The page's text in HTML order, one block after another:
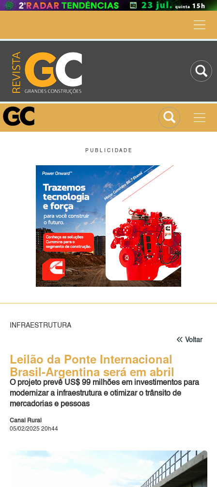
P U B L I C I D A D E
INFRAESTRUTURA
Voltar
Leilão da Ponte Internacional
Brasil-Argentina será em abril
O projeto prevê US$ 99 milhões em investimentos para
modernizar a infraestrutura e otimizar o trânsito de
mercadorias e pessoas
Canal Rural
05/02/2025 20h44